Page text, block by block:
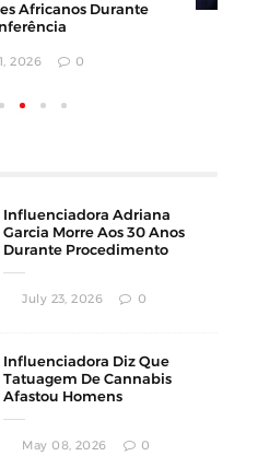
Errada De
Influenciadora Adriana
Garcia Morre Aos 30 Anos
Durante Procedimento
July 23, 2026 0
Influenciadora Diz Que
Tatuagem De Cannabis
Afastou Homens
May 08, 2026 0